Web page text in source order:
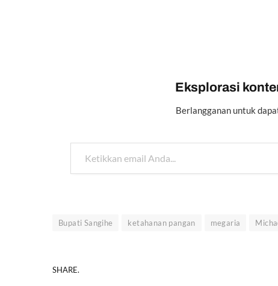
Eksplorasi
Berlangganan untuk
Ketikkan email Anda...
Bupati Sangihe ketahanan pangan megaria
SHARE.